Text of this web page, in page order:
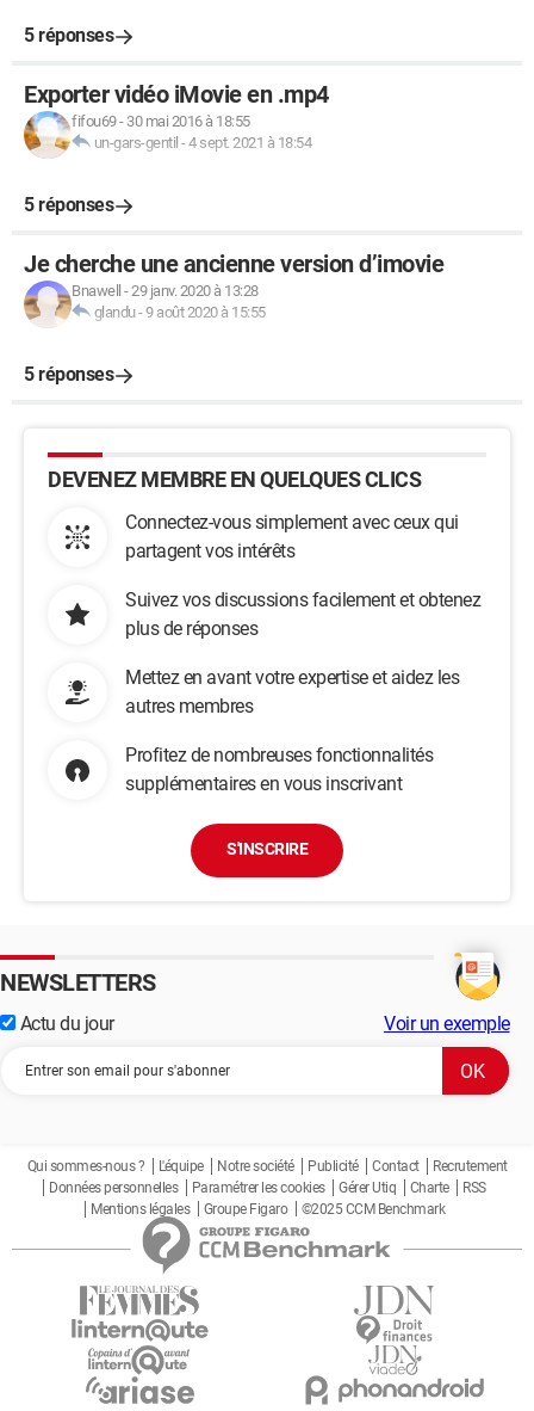
5 réponses
Exporter vidéo iMovie en .mp4
fifou69- 30 mai 2016 à 18:55
un-gars-gentil -4 sept. 2021 à 18:54
5 réponses
Je cherche une ancienne version d’imovie
Bnawell -29 janv. 2020 à 13:28
glandu-9 août 2020 à 15:55
5 réponses
DEVENEZ MEMBRE EN QUELQUES CLICS
Connectez-vous simplement avec ceux qui
partagent vos intérêts
Suivez vos discussions facilement et obtenez
plus de réponses
Mettez en avant votre expertise et aidez les
autres membres
Profitez de nombreuses fonctionnalités
supplémentaires en vous inscrivant
S'INSCRIRE
NEWSLETTERS
Actu du jour Voir un exemple
Qui sommes-nous ? L'équipe Notre société Publicité Contact
Recrutement
Données personnelles
Paramétrer les cookies Gérer Utiq Charte
RSS
Mentions légales
Groupe Figaro ©2025 CCM Benchmark